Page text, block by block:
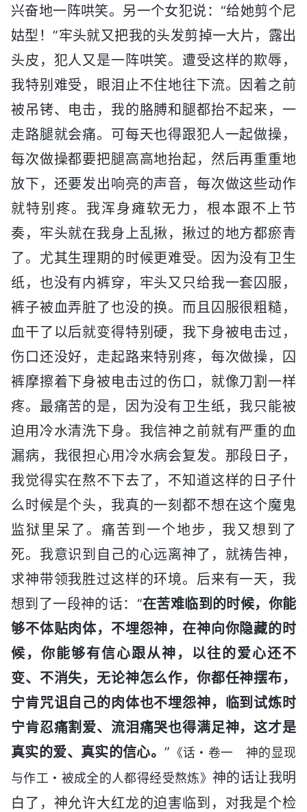
兴奋地一阵哄笑。另一个女犯说：“给她剪个尼
姑型！”牢头就又把我的头发剪掉一大片，露出
头皮，犯人又是一阵哄笑。遭受这样的欺辱，
我特别难受，眼泪止不住地往下流。因着之前
被吊铐、电击，我的胳膊和腿都抬不起来，一
走路腿就会痛。可每天也得跟犯人一起做操，
每次做操都要把腿高高地抬起，然后再重重地
放下，还要发出响亮的声音，每次做这些动作
就特别疼。我浑身瘫软无力，根本跟不上节
奏，牢头就在我身上乱揪，揪过的地方都瘀青
了。尤其生理期的时候更难受。因为没有卫生
纸，也没有内裤穿，牢头又只给我一套囚服，
裤子被血弄脏了也没的换。而且囚服很粗糙，
血干了以后就变得特别硬，我下身被电击过，
伤口还没好，走起路来特别疼，每次做操，囚
裤摩擦着下身被电击过的伤口，就像刀割一样
疼。最痛苦的是，因为没有卫生纸，我只能被
迫用冷水清洗下身。我信神之前就有严重的血
漏病，我很担心用冷水病会复发。那段日子，
我觉得实在熬不下去了，不知道这样的日子什
么时候是个头，我真的一刻都不想在这个魔鬼
监狱里呆了。痛苦到一个地步，我又想到了
死。我意识到自己的心远离神了，就祷告神，
求神带领我胜过这样的环境。后来有一天，我
想到了一段神的话：“在苦难临到的时候，你能
够不体贴肉体，不埋怨神，在神向你隐藏的时
候，你能够有信心跟从神，以往的爱心还不
变、不消失，无论神怎么作，你都任神摆布，
宁肯咒诅自己的肉体也不埋怨神，临到试炼时
宁肯忍痛割爱、流泪痛哭也得满足神，这才是
真实的爱、真实的信心。” 《话・卷一 神的显现
与作工・被成全的人都得经受熬炼》 神的话让我明
白了，神允许大红龙的迫害临到，对我是个检